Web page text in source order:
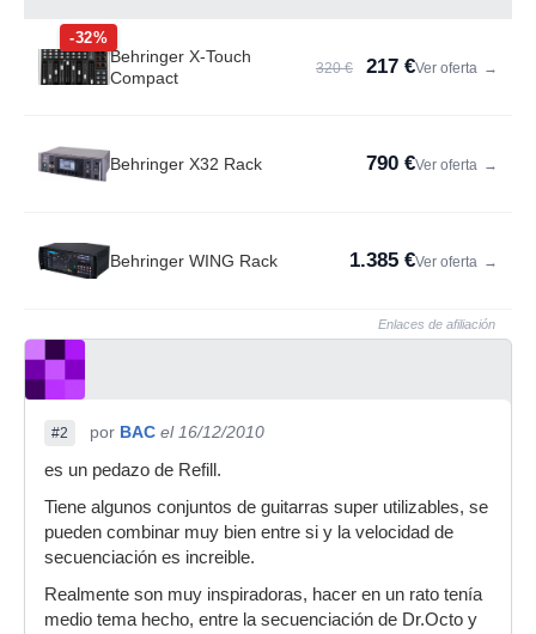
-32%
Behringer X-Touch
Compact
320 € 217 €Ver oferta →
Behringer X32 Rack 790 €Ver oferta →
Behringer WING Rack 1.385 €Ver oferta →
Enlaces de afiliación
#2 por BAC el 16/12/2010
es un pedazo de Refill.
Tiene algunos conjuntos de guitarras super utilizables, se
pueden combinar muy bien entre si y la velocidad de
secuenciación es increible.
Realmente son muy inspiradoras, hacer en un rato tenía
medio tema hecho, entre la secuenciación de Dr.Octo y